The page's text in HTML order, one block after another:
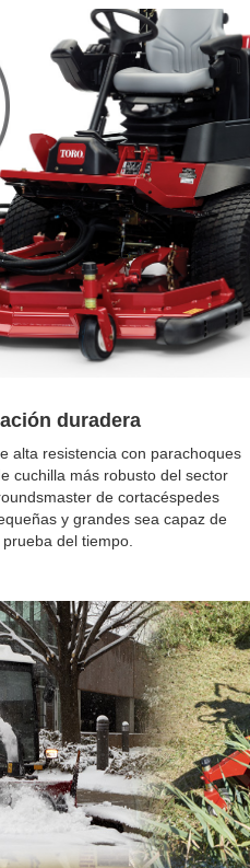
duradera
alta resistencia con parachoques
cuchilla más robusto del sector
de cortacéspedes
y grandes sea capaz de
del tiempo.